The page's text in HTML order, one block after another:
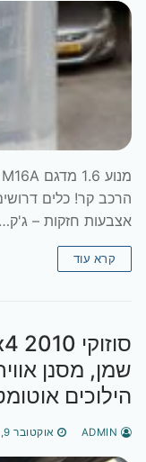
אצבעות חזקות – ג'ק…
קרא עוד
שמן, מסנן
הילוכים
אוקטובר 9, 2018